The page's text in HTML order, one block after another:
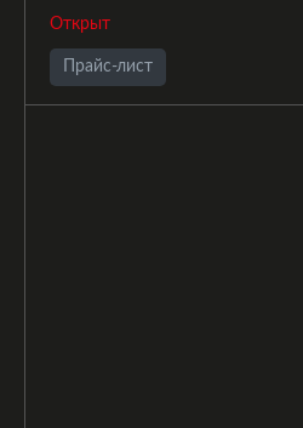
Открыт
Прайс-лист